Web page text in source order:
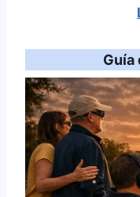
Guía